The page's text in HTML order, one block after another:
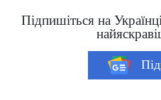
Підпишіться на